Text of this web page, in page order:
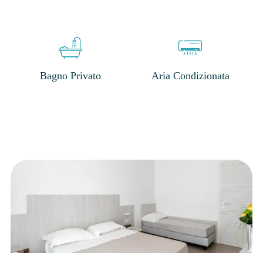
Bagno Privato Aria Condizionata